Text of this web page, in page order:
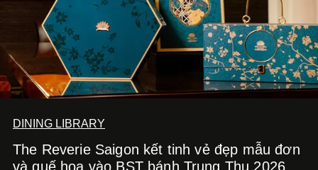
DINING LIBRARY
The Reverie Saigon kết tinh vẻ đẹp mẫu đơn
và quế hoa vào BST bánh Trung Thu 2026